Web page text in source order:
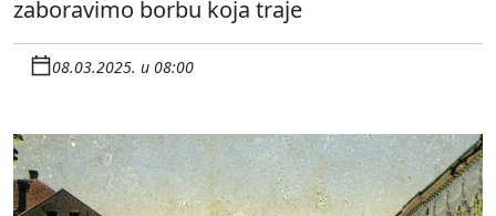
zaboravimo borbu koja traje
08.03.2025. u 08:00